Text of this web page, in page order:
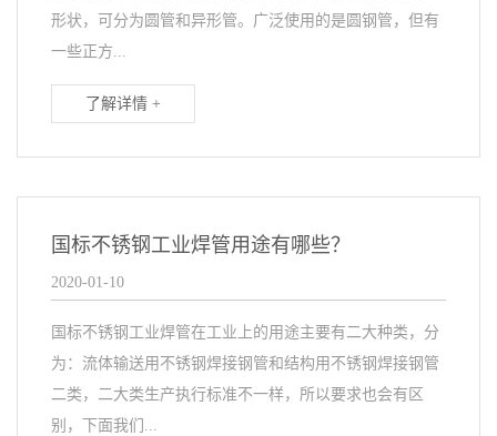
形状，可分为圆管和异形管。广泛使用的是圆钢管，但有
一些正方...
了解详情 +
国标不锈钢工业焊管用途有哪些？
2020-01-10
国标不锈钢工业焊管在工业上的用途主要有二大种类，分
为：流体输送用不锈钢焊接钢管和结构用不锈钢焊接钢管
二类，二大类生产执行标准不一样，所以要求也会有区
别，下面我们...